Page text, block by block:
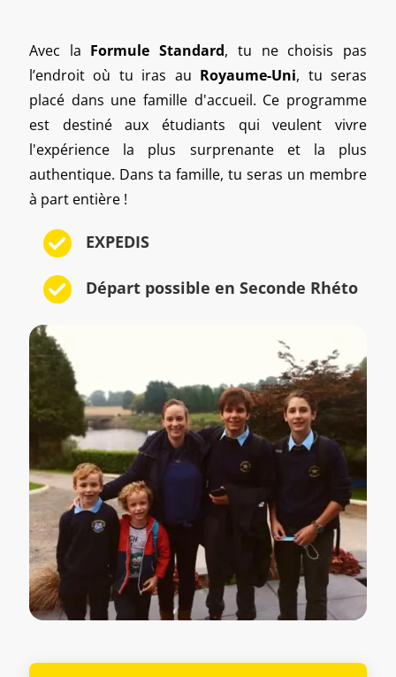
Avec la Formule Standard, tu ne choisis pas
l’endroit où tu iras au Royaume-Uni, tu seras
placé dans une famille d'accueil. Ce programme
est destiné aux étudiants qui veulent vivre
l'expérience la plus surprenante et la plus
authentique. Dans ta famille, tu seras un membre
à part entière !
EXPEDIS
Départ possible en Seconde Rhéto